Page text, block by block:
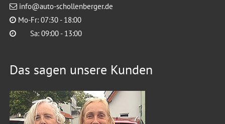
info@auto-schollenberger.de
Mo-Fr: 07:30 - 18:00
Sa: 09:00 - 13:00
Das sagen unsere Kunden